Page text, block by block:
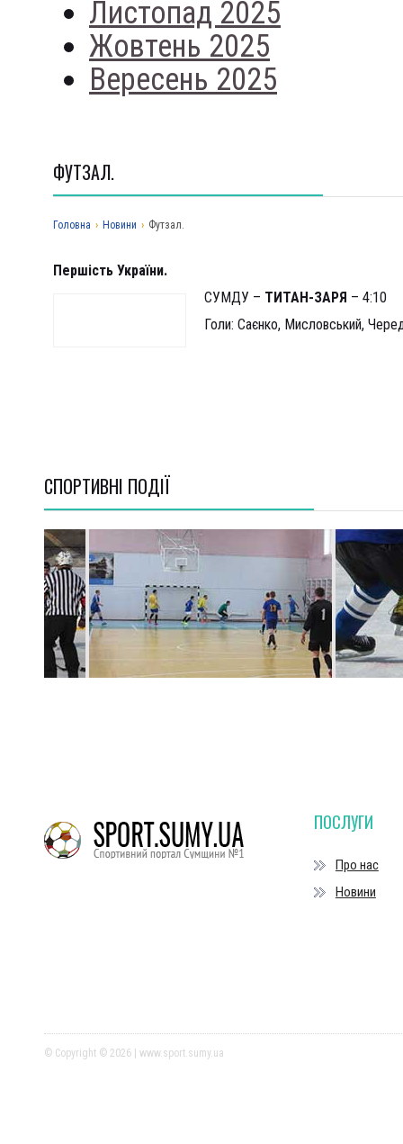
Листопад 2025
Жовтень 2025
Вересень 2025
ФУТЗАЛ.
Головна › Новини › Футзал.
Першість України.
СУМДУ – ТИТАН-ЗАРЯ – 4:10
Голи: Саєнко, Мисловський,
СПОРТИВНI ПОДІЇ
ПОСЛУГИ
Про нас
Новини
© Copyright © 2026 | www.sport.sumy.ua